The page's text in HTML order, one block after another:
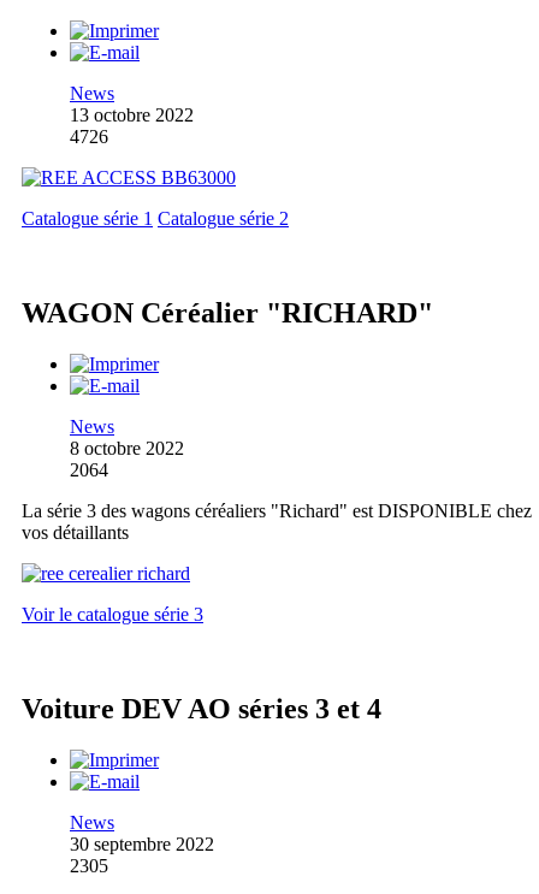
News
13 octobre 2022
4726
Catalogue série 1 Catalogue série 2
WAGON Céréalier "RICHARD"
News
8 octobre 2022
2064
La série 3 des wagons céréaliers "Richard" est DISPONIBLE chez
vos détaillants
Voir le catalogue série 3
Voiture DEV AO séries 3 et 4
News
30 septembre 2022
2305